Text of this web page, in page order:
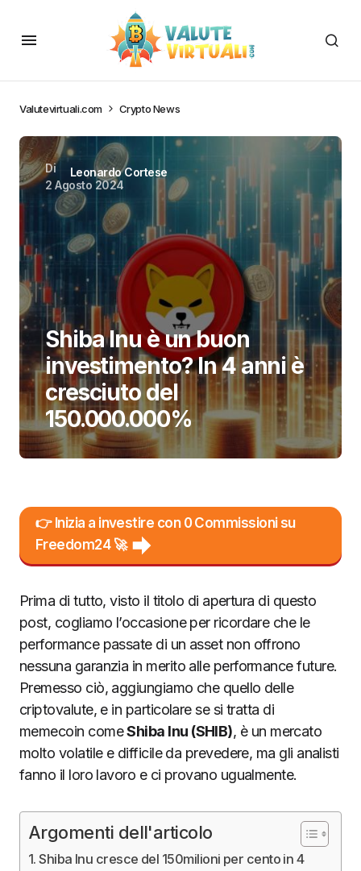
Valutevirtuali.com Crypto News
Di
Leonardo Cortese
2 Agosto 2024
Shiba Inu è un buon
investimento? In 4 anni è
cresciuto del
150.000.000%
👉 Inizia a investire con 0 Commissioni su
Freedom24 🚀
Prima di tutto, visto il titolo di apertura di questo
post, cogliamo l’occasione per ricordare che le
performance passate di un asset non offrono
nessuna garanzia in merito alle performance future.
Premesso ciò, aggiungiamo che quello delle
criptovalute, e in particolare se si tratta di
memecoin comeShiba Inu (SHIB), è un mercato
molto volatile e difficile da prevedere, ma gli analisti
fanno il loro lavoro e ci provano ugualmente.
Argomenti dell'articolo
Shiba Inu cresce del 150milioni per cento in 4